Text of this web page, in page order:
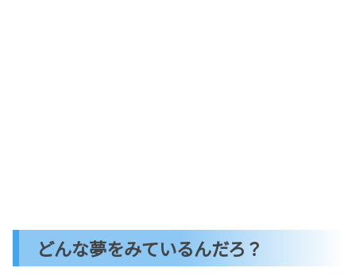
どんな夢をみているんだろ？